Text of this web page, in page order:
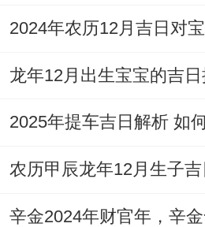
宜忌拆开看 :此日宜于纳
土等、多项事宜均与财
切相关.